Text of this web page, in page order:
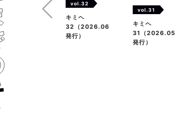
vol.32
キミヘ
32（2026.06
発行）
vol.31
キミヘ
31（2026.05
発行）